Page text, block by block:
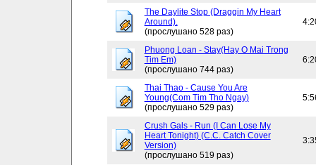
The Daylite Stop (Draggin My Heart
Around).
(прослушано 528 раз)
Phuong Loan - Stay(Hay O Mai Trong
Tim Em)
(прослушано 744 раз)
Thai Thao - Cause You Are
Young(Com Tim Tho Ngay)
(прослушано 529 раз)
Crush Gals - Run (I Can Lose My
Heart Tonight) (C.C. Catch Cover
Version)
(прослушано 519 раз)